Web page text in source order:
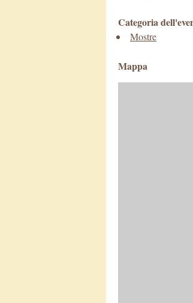
Categoria
Mostre
Mappa